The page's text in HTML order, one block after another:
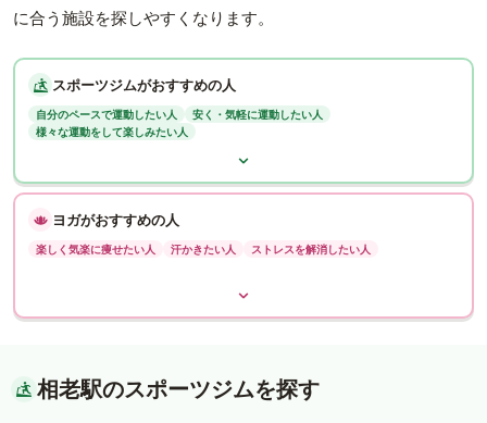
に合う施設を探しやすくなります。
スポーツジムがおすすめの人
自分のペースで運動したい人
安く・気軽に運動したい人
様々な運動をして楽しみたい人
ヨガがおすすめの人
楽しく気楽に痩せたい人 汗かきたい人 ストレスを解消したい人
相老駅のスポーツジムを探す